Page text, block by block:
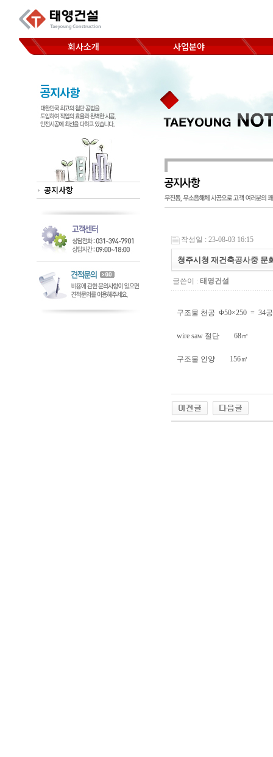
회사소개
CEO 인사말 찾아오시는 길 사업분야
코아드릴 천공 Hand saw 절단 Wheel saw 절단 Wall saw 절단 Wire saw 절단
공지사항
작성일 : 23-08-03 16:15
청주시청 재건축공사중 문
글쓴이 :태영건설
구조물 천공 Φ50×250 = 34공
wire saw 절단 68㎡
구조물 인양 156㎥